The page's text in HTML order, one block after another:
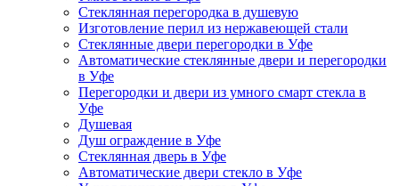
Стеклянная перегородка в душевую
Изготовление перил из нержавеющей стали
Стеклянные двери перегородки в Уфе
Автоматические стеклянные двери и перегородки
в Уфе
Перегородки и двери из умного смарт стекла в
Уфе
Душевая
Душ ограждение в Уфе
Стеклянная дверь в Уфе
Автоматические двери стекло в Уфе